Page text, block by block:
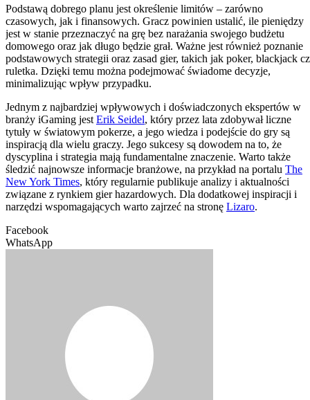
Podstawą dobrego planu jest określenie limitów – zarówno
czasowych, jak i finansowych. Gracz powinien ustalić, ile pieniędzy
jest w stanie przeznaczyć na grę bez narażania swojego budżetu
domowego oraz jak długo będzie grał. Ważne jest również poznanie
podstawowych strategii oraz zasad gier, takich jak poker, blackjack
ruletka. Dzięki temu można podejmować świadome decyzje,
minimalizując wpływ przypadku.
Jednym z najbardziej wpływowych i doświadczonych ekspertów w
branży iGaming jest Erik Seidel, który przez lata zdobywał liczne
tytuły w światowym pokerze, a jego wiedza i podejście do gry są
inspiracją dla wielu graczy. Jego sukcesy są dowodem na to, że
dyscyplina i strategia mają fundamentalne znaczenie. Warto także
śledzić najnowsze informacje branżowe, na przykład na portalu The
New York Times, który regularnie publikuje analizy i aktualności
związane z rynkiem gier hazardowych. Dla dodatkowej inspiracji i
narzędzi wspomagających warto zajrzeć na stronę Lizaro.
Facebook
WhatsApp